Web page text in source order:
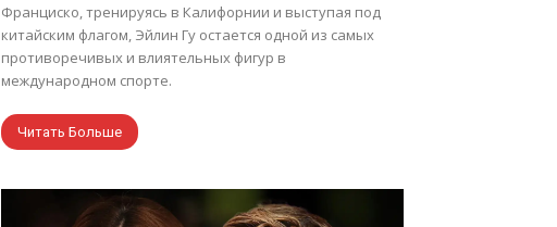
Франциско, тренируясь в Калифорнии и выступая под
китайским флагом, Эйлин Гу остается одной из самых
противоречивых и влиятельных фигур в
международном спорте.
Читать Больше